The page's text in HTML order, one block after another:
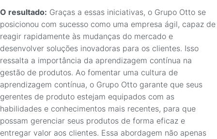
O resultado: Graças a essas iniciativas, o Grupo Otto se
posicionou com sucesso como uma empresa ágil, capaz de
reagir rapidamente às mudanças do mercado e
desenvolver soluções inovadoras para os clientes. Isso
ressalta a importância da aprendizagem contínua na
gestão de produtos. Ao fomentar uma cultura de
aprendizagem contínua, o Grupo Otto garante que seus
gerentes de produto estejam equipados com as
habilidades e conhecimentos mais recentes, para que
possam gerenciar seus produtos de forma eficaz e
entregar valor aos clientes. Essa abordagem não apenas